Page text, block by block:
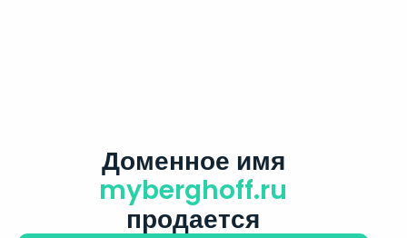
Доменное имя
myberghoff.ru
продается